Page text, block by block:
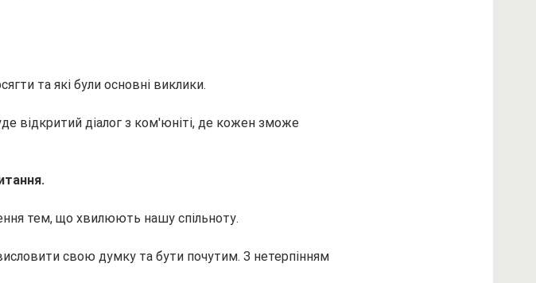
та які були основні виклики.
відкритий діалог з ком'юніті, де кожен зможе
тем, що хвилюють нашу спільноту.
свою думку та бути почутим. З нетерпінням